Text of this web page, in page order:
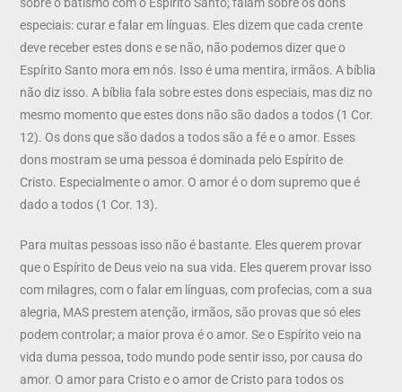
especiais: curar e falar em línguas. Eles dizem que cada crente
deve receber estes dons e se não, não podemos dizer que o
Espírito Santo mora em nós. Isso é uma mentira, irmãos. A bíblia
não diz isso. A bíblia fala sobre estes dons especiais, mas diz no
mesmo momento que estes dons não são dados a todos (1 Cor.
12). Os dons que são dados a todos são a fé e o amor. Esses
dons mostram se uma pessoa é dominada pelo Espírito de
Cristo. Especialmente o amor. O amor é o dom supremo que é
dado a todos (1 Cor. 13).
Para muitas pessoas isso não é bastante. Eles querem provar
que o Espírito de Deus veio na sua vida. Eles querem provar isso
com milagres, com o falar em línguas, com profecias, com a sua
alegria, MAS prestem atenção, irmãos, são provas que só eles
podem controlar; a maior prova é o amor. Se o Espírito veio na
vida duma pessoa, todo mundo pode sentir isso, por causa do
amor. O amor para Cristo e o amor de Cristo para todos os